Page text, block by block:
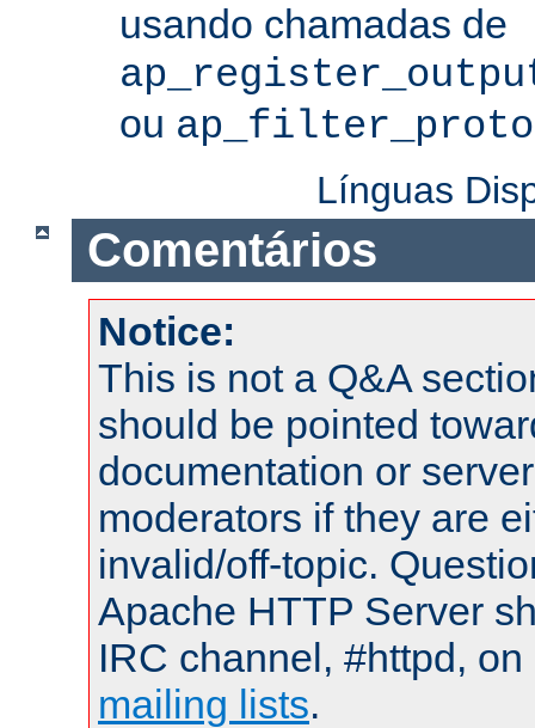
usando chamadas de
ou
Línguas
Comentários
Notice:
This is not a Q&A
should be pointed
documentation or
moderators if they are
invalid/off-topic.
Apache HTTP Server
IRC channel, #httpd,
mailing lists.